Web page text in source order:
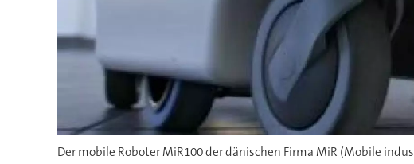
Der mobile Roboter MiR100 der dänischen Firma MiR (Mobile